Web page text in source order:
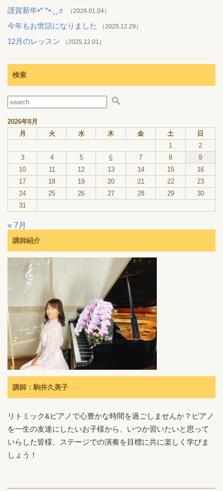
謹賀新年•*¨*•.¸¸♬︎ （2026.01.04）
今年もお世話になりました （2025.12.29）
12月のレッスン （2025.12.01）
検索
2026年8月
月
火 水 木 金 土
日
1
2
3
4 5 6 7 8
9
10
11 12 13 14 15
16
17
18 19 20 21 22
23
24
25 26 27 28 29
30
31
« 7月
講師紹介
講師：駒井久美子
リトミック&ピアノで心豊かな時間を過ごしませんか？ピアノ
を一生の友達にしたいお子様から、いつか習いたいと思って
いらした皆様、ステージでの演奏を目標に共に楽しく学びま
しょう！